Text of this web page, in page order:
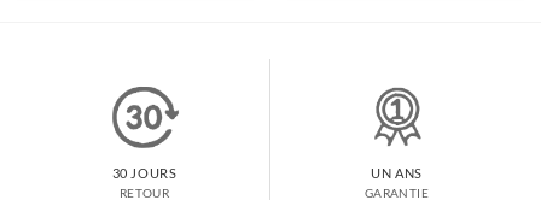
30 JOURS
RETOUR
UN ANS
GARANTIE